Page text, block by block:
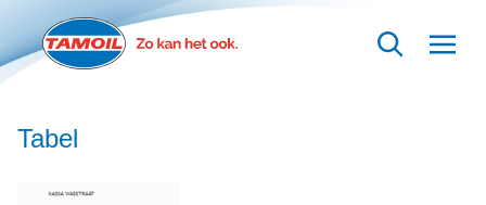
Ga naar hoofdinhoud
Tabel